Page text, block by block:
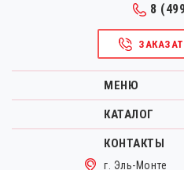
8
МЕНЮ
КАТАЛОГ
КОНТАКТЫ
г. Эль-Монте